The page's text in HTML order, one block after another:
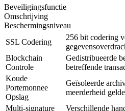
Beveiligingsfunctie
Omschrijving
Beschermingsniveau
SSL Codering
256 bit codering
Blockchain
Controle
Gedistribueerde
betreffende
Koude
Portemonnee
Opslag
Geïsoleerde
meerderheid
Multi-signature
Verschillende